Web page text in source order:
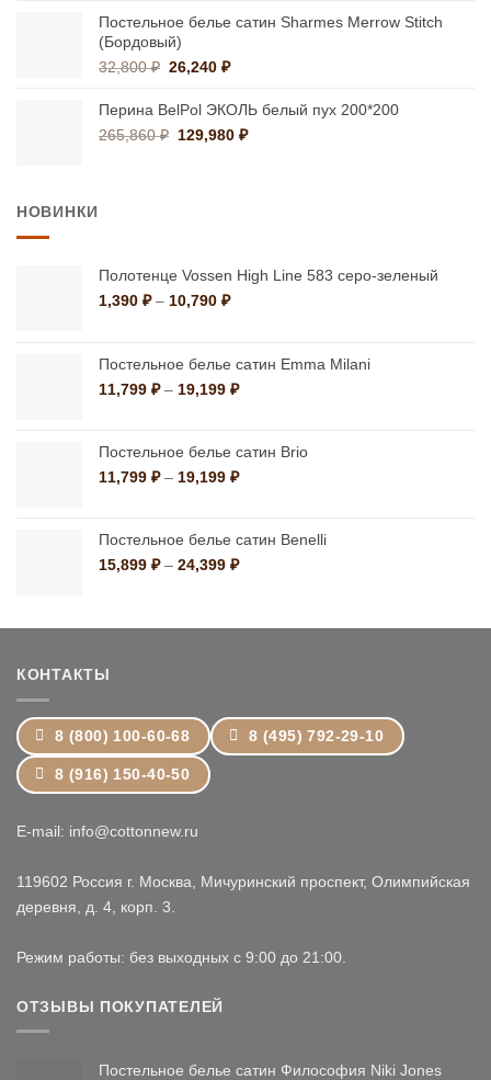
10,900 ₽.
Постельное белье сатин Sharmes Merrow Stitch
(Бордовый)
32,800₽ Первоначальная
составляла
32,800 ₽.
26,240₽Текущая
26,240 ₽.
Перина BelPol ЭКОЛЬ белый пух 200*200
265,860₽ Первоначальная
129,980₽Текущая
НОВИНКИ
Полотенце Vossen High Line 583 серо-зеленый
1,390 ₽ – 10,790 ₽Диапазон
–
10,790 ₽
Постельное белье сатин Emma Milani
11,799 ₽ – 19,199 ₽Диапазон
–
19,199 ₽
Постельное белье сатин Brio
11,799 ₽ – 19,199 ₽Диапазон
–
19,199 ₽
Постельное белье сатин Benelli
15,899 ₽ – 24,399 ₽Диапазон
–
КОНТАКТЫ
8 (800) 100-60-68 8 (495) 792-29-10
8 (916) 150-40-50
E-mail: info@cottonnew.ru
119602 Россия г. Москва, Мичуринский проспект, Олимпийская
деревня, д. 4, корп. 3.
Режим работы: без выходных с 9:00 до 21:00.
ОТЗЫВЫ ПОКУПАТЕЛЕЙ
Постельное белье сатин Философия Niki Jones